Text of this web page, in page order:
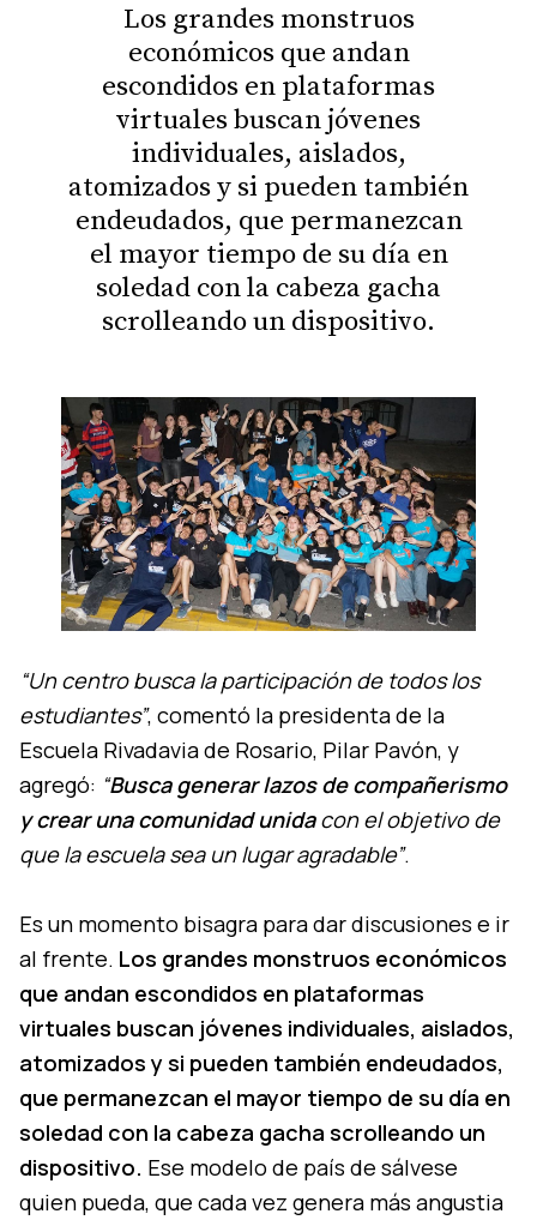
Los grandes monstruos
económicos que andan
escondidos en plataformas
virtuales buscan jóvenes
individuales, aislados,
atomizados y si pueden también
endeudados, que permanezcan
el mayor tiempo de su día en
soledad con la cabeza gacha
scrolleando un dispositivo.
“Un centro busca la participación de todos los
estudiantes”, comentó la presidenta de la
Escuela Rivadavia de Rosario, Pilar Pavón, y
agregó: “Busca generar lazos de compañerismo
y crear una comunidad unidacon el objetivo de
que la escuela sea un lugar agradable”.
Es un momento bisagra para dar discusiones e ir
al frente. Los grandes monstruos económicos
que andan escondidos en plataformas
virtuales buscan jóvenes individuales, aislados,
atomizados y si pueden también endeudados,
que permanezcan el mayor tiempo de su día en
soledad con la cabeza gacha scrolleando un
dispositivo. Ese modelo de país de sálvese
quien pueda, que cada vez genera más angustia